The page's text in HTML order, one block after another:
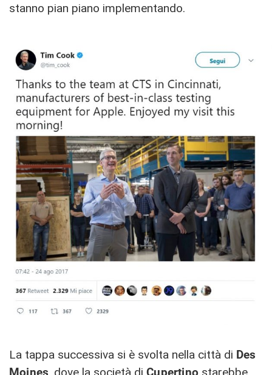
stanno pian piano implementando.
La tappa successiva si è svolta nella città di Des
Moines , dove la società diCupertino starebbe